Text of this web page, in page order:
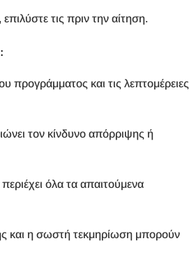
τις πριν την αίτηση.
προγράμματος και τις λεπτομέρειες
τον κίνδυνο απόρριψης ή
όλα τα απαιτούμενα
και η σωστή τεκμηρίωση μπορούν